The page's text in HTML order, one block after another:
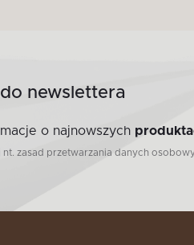
newslettera
o najnowszych
nt. zasad przetwarzania danych